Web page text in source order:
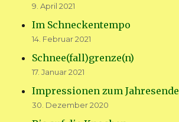
9. April 2021
Im Schneckentempo
14. Februar 2021
Schnee(fall)grenze(n)
17. Januar 2021
Impressionen zum Jahresende
30. Dezember 2020